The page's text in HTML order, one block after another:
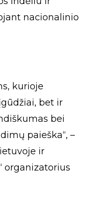
nacionalinio
kurioje
bet ir
bei
paieška“, –
ir
organizatorius